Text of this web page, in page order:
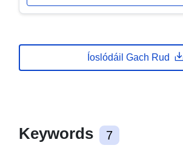
Íoslódáil Gach Rud
Keywords 7